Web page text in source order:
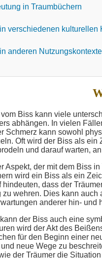
in Traumbüchern
verschiedenen kulturellen
anderen
vom Biss kann viele
abhängen. In vielen
Schmerz kann sowohl
Oft wird der Biss als ein
und darauf warten,
Aspekt, der mit dem Biss
wird ein Biss als ein
hindeuten, dass der
zu wehren. Dies kann
anderer hin- und
der Biss auch eine
wird der Akt des
für den Beginn einer
neue Wege zu
der Träumer die